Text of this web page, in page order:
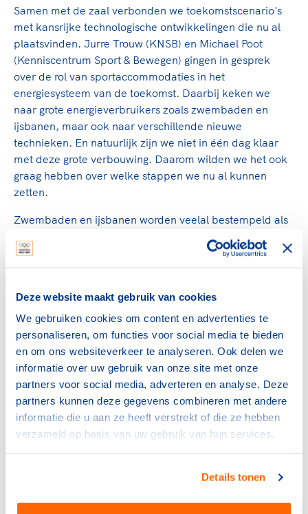
Deze website maakt gebruik van cookies
We gebruiken cookies om content en advertenties te
personaliseren, om functies voor social media te bieden
en om ons websiteverkeer te analyseren. Ook delen we
informatie over uw gebruik van onze site met onze
partners voor social media, adverteren en analyse. Deze
partners kunnen deze gegevens combineren met andere
informatie die u aan ze heeft verstrekt of die ze hebben
verzameld op basis van uw gebruik van hun services.
Details tonen
Groot en het Nederlands Elftal. Of met trots te
genieten van de karatewedstrijd van je dochter,
de halve marathon van je moeder of de
hockeywedstrijd van je buurjongen.
Lees verder
Samen voor een veilige
sportomgeving
Voor welk gedrag staat de club? Wat mag wel
langs de lijn, in de kleedkamer, kantine en online?
En wat mag vooral niet? Een gedragscode geeft
hier richting aan en is dus een belangrijk
onderdeel van het clubbeleid rondom gewenst en
ongewenst gedrag.
Lees verder
ontwikkelprogramma voor de volgende functies
binnen TeamNL programma's: experts, coaches,
bestuurders, (technisch) directeuren, managers en
toekomstig kader.
Lees verder
Samen met de zaal verbonden we toekomstscenario's
met kansrijke technologische ontwikkelingen die nu al
plaatsvinden. Jurre Trouw (KNSB) en Michael Poot
(Kenniscentrum Sport & Bewegen) gingen in gesprek
over de rol van sportaccommodaties in het
energiesysteem van de toekomst. Daarbij keken we
naar grote energieverbruikers zoals zwembaden en
ijsbanen, maar ook naar verschillende nieuwe
technieken. En natuurlijk zijn we niet in één dag klaar
met deze grote verbouwing. Daarom wilden we het ook
graag hebben over welke stappen we nu al kunnen
zetten.
Zwembaden en ijsbanen worden veelal bestempeld als
grootverbruikers van energie. Dit is ook niet zo vreemd
als er gekeken wordt naar hoeveel energie er nodig is
voor het koelen of verwarmen van water. Er zijn al voor
energie om te gaan, maar deze richten zich veelal op het
gebouw zelf (denk aan Thialf met een batterijoplossing)
of een uitbreiding van functies binnen het complex
(Leiden waarbij een zwembad en een ijsbaan
gecombineerd zijn).
In het NPE (Nationaal Plan Energiesysteem) is de
kabinetsvisie voor het klimaatneutrale energiesysteem
tot 2050 uitgewerkt. Tijdens deze presentatie namen
vooral naar wat er nodig is voor de langere termijn.
Welke veranderingen komen eraan? Welke